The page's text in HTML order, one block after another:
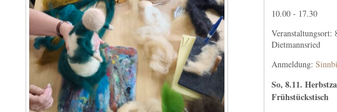
10.00 - 17.30
Veranstaltungsort:
Dietmannsried
Anmeldung:
So, 8.11.
Frühstückstisch